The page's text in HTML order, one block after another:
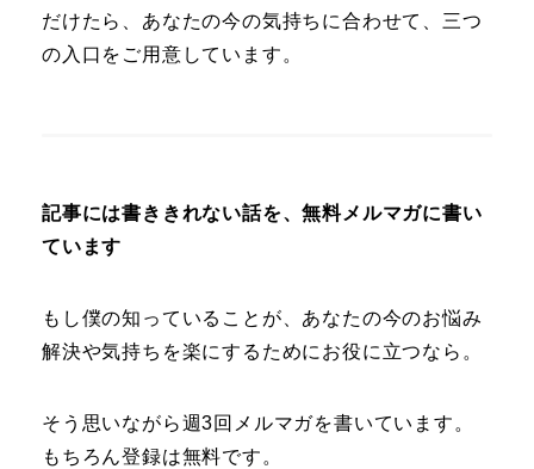
だけたら、あなたの今の気持ちに合わせて、三つ
の入口をご用意しています。
記事には書ききれない話を、無料メルマガに書い
ています
もし僕の知っていることが、あなたの今のお悩み
解決や気持ちを楽にするためにお役に立つなら。
そう思いながら週3回メルマガを書いています。
もちろん登録は無料です。